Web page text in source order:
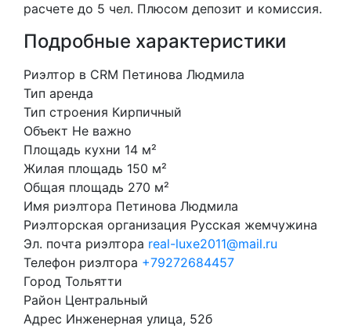
расчете до 5 чел. Плюсом депозит и комиссия.
Подробные характеристики
Риэлтор в CRM Петинова Людмила
Тип аренда
Тип строения Кирпичный
Объект Не важно
Площадь кухни 14 м²
Жилая площадь 150 м²
Общая площадь 270 м²
Имя риэлтора Петинова Людмила
Риэлторская организация Русская жемчужина
Эл. почта риэлтора real-luxe2011@mail.ru
Телефон риэлтора +79272684457
Город Тольятти
Район Центральный
Адрес Инженерная улица, 52б